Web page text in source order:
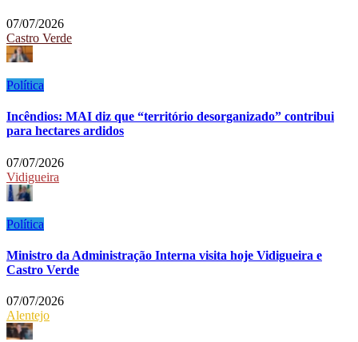
07/07/2026
Castro Verde
Política
Incêndios: MAI diz que “território desorganizado” contribui
para hectares ardidos
07/07/2026
Vidigueira
Política
Ministro da Administração Interna visita hoje Vidigueira e
Castro Verde
07/07/2026
Alentejo